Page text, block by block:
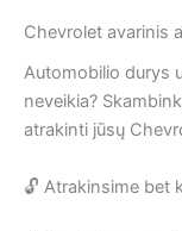
Chevrolet avarinis
Automobilio durys
neveikia?
atrakinti jūsų
🔓 Atrakinsime bet